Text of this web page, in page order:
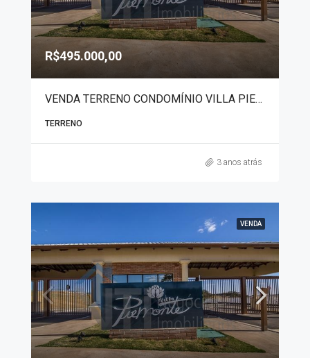
R$495.000,00
VENDA TERRENO CONDOMÍNIO VILLA PIEMONTE 3827
TERRENO
3 anos atrás
VENDA